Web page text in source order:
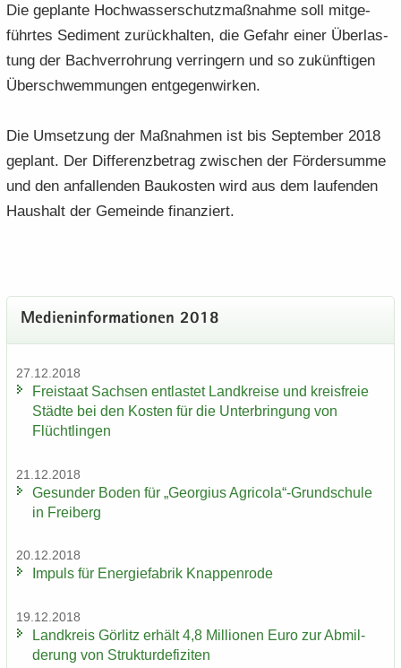
Die ge­plan­te Hoch­was­ser­schutz­maß­nah­me soll mit­ge­
führ­tes Se­di­ment zu­rück­hal­ten, die Ge­fahr einer Über­las­
tung der Bach­ver­roh­rung ver­rin­gern und so zu­künf­ti­gen
Über­schwem­mun­gen ent­ge­gen­wir­ken.
Die Um­set­zung der Maß­nah­men ist bis Sep­tem­ber 2018
ge­plant. Der Dif­fe­renz­be­trag zwi­schen der För­der­sum­me
und den an­fal­len­den Bau­kos­ten wird aus dem lau­fen­den
Haus­halt der Ge­mein­de fi­nan­ziert.
Me­di­en­in­for­ma­tio­nen 2018
27.12.2018
Frei­staat Sach­sen ent­las­tet Land­krei­se und kreis­freie
Städ­te bei den Kos­ten für die Un­ter­brin­gung von
Flücht­lin­gen
21.12.2018
Ge­sun­der Boden für „Ge­or­gi­us Agri­co­la“-​Grundschule
in Frei­berg
20.12.2018
Im­puls für En­er­gie­fa­brik Knap­pen­ro­de
19.12.2018
Land­kreis Gör­litz er­hält 4,8 Mil­lio­nen Euro zur Ab­mil­
de­rung von Struk­tur­de­fi­zi­ten